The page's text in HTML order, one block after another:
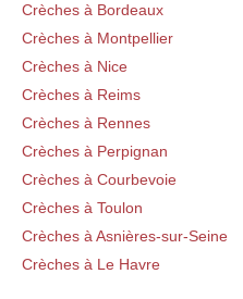
Crèches à Bordeaux
Crèches à Montpellier
Crèches à Nice
Crèches à Reims
Crèches à Rennes
Crèches à Perpignan
Crèches à Courbevoie
Crèches à Toulon
Crèches à Asnières-sur-Seine
Crèches à Le Havre